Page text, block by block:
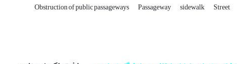
Obstruction of public passageways Passageway sidewalk Street